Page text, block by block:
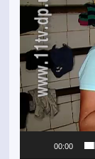
00:00